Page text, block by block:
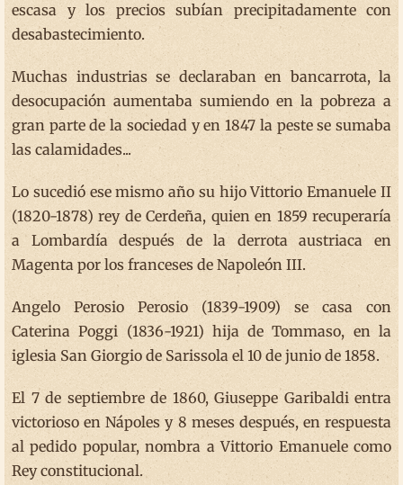
escasa y los precios subían precipitadamente con
desabastecimiento.
Muchas industrias se declaraban en bancarrota, la
desocupación aumentaba sumiendo en la pobreza a
gran parte de la sociedad y en 1847 la peste se sumaba
las calamidades...
Lo sucedió ese mismo año su hijo Vittorio Emanuele II
(1820-1878) rey de Cerdeña, quien en 1859 recuperaría
a Lombardía después de la derrota austriaca en
Magenta por los franceses de Napoleón III.
Angelo Perosio Perosio (1839-1909) se casa con
Caterina Poggi (1836-1921) hija de Tommaso, en la
iglesia San Giorgio de Sarissola el 10 de junio de 1858.
El 7 de septiembre de 1860, Giuseppe Garibaldi entra
victorioso en Nápoles y 8 meses después, en respuesta
al pedido popular, nombra a Vittorio Emanuele como
Rey constitucional.